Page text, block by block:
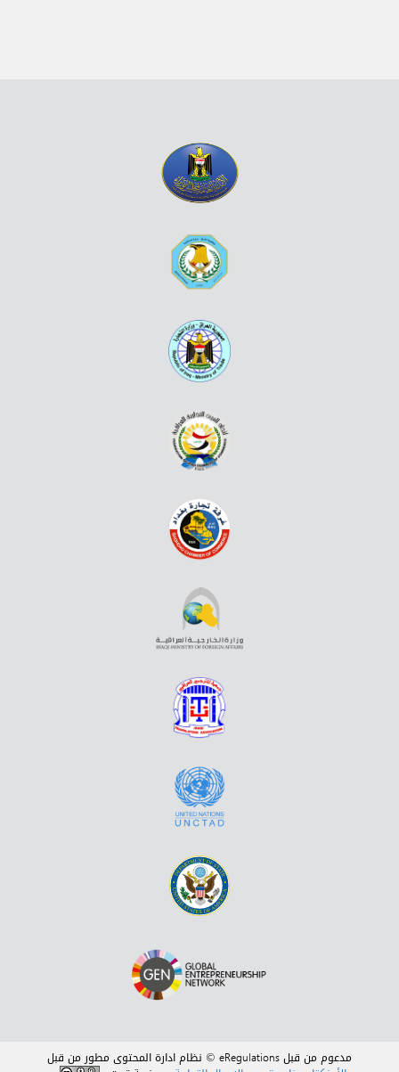
مدعوم من قبل eRegulations © نظام ادارة المحتوى مطور من قبل